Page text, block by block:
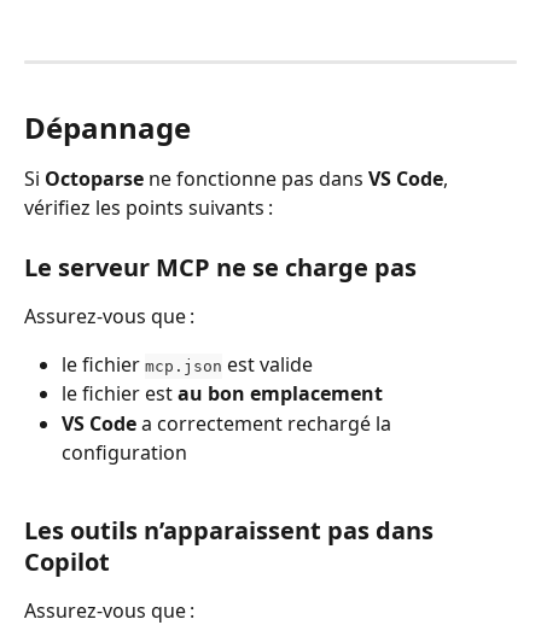
Dépannage
Si Octoparse ne fonctionne pas dans VS Code,
vérifiez les points suivants :
Le serveur MCP ne se charge pas
Assurez-vous que :
le fichier mcp.json est valide
le fichier est au bon emplacement
VS Code a correctement rechargé la
configuration
Les outils n’apparaissent pas dans
Copilot
Assurez-vous que :